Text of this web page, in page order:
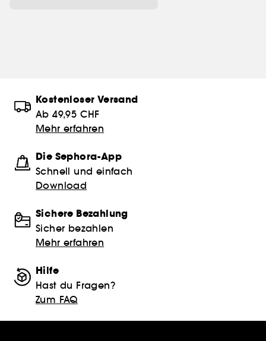
Kostenloser Versand
Ab 49,95 CHF
Mehr erfahren
Die Sephora-App
Schnell und einfach
Download
Sichere Bezahlung
Sicher bezahlen
Mehr erfahren
Hilfe
Hast du Fragen?
Zum FAQ